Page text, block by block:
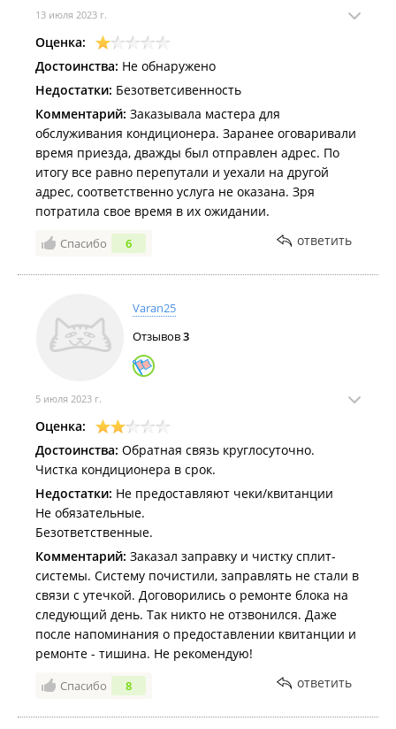
13 июля 2023 г.
Оценка:
Достоинства: Не обнаружено
Недостатки: Безответсивенность
Комментарий: Заказывала мастера для
обслуживания кондиционера. Заранее оговаривали
время приезда, дважды был отправлен адрес. По
итогу все равно перепутали и уехали на другой
адрес, соответственно услуга не оказана. Зря
потратила свое время в их ожидании.
Спасибо 6 ответить
Varan25
Отзывов3
5 июля 2023 г.
Оценка:
Достоинства: Обратная связь круглосуточно.
Чистка кондиционера в срок.
Недостатки: Не предоставляют чеки/квитанции
Не обязательные.
Безответственные.
Комментарий: Заказал заправку и чистку сплит-
системы. Систему почистили, заправлять не стали в
связи с утечкой. Договорились о ремонте блока на
следующий день. Так никто не отзвонился. Даже
после напоминания о предоставлении квитанции и
ремонте - тишина. Не рекомендую!
Спасибо 8 ответить